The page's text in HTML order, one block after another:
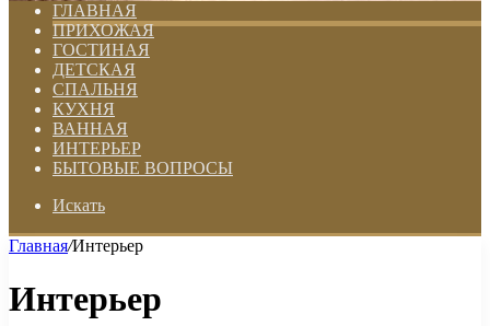
ГЛАВНАЯ
ПРИХОЖАЯ
ГОСТИНАЯ
ДЕТСКАЯ
СПАЛЬНЯ
КУХНЯ
ВАННАЯ
ИНТЕРЬЕР
БЫТОВЫЕ ВОПРОСЫ
Искать
Главная/Интерьер
Интерьер